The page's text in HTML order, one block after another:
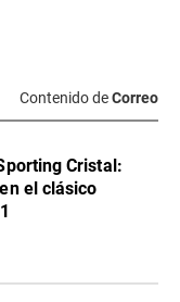
Contenido deCorreo
Cristal:
el clásico